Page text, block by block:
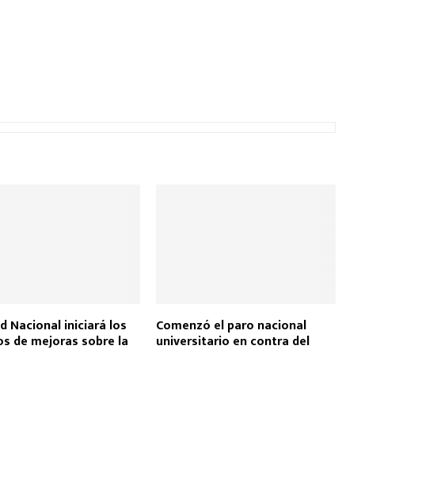
Nacional iniciará los
de mejoras sobre la
Comenzó el paro nacional
universitario en contra del